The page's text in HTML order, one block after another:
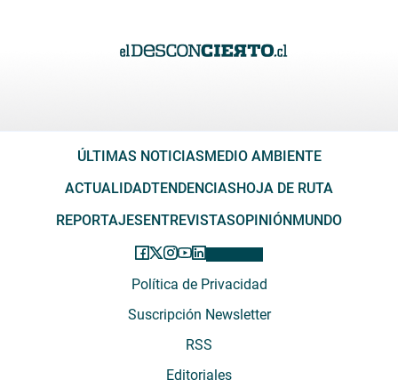
ÚLTIMAS NOTICIAS MEDIO AMBIENTE
ACTUALIDADTENDENCIAS HOJA DE RUTA
REPORTAJES ENTREVISTASOPINIÓN MUNDO
Política de Privacidad
Suscripción Newsletter
RSS
Editoriales